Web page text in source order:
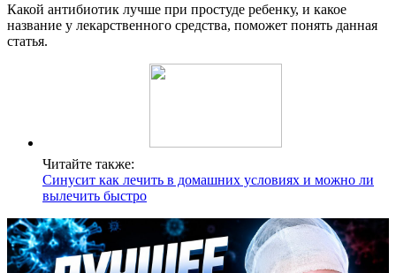
Какой антибиотик лучше при простуде ребенку, и какое
название у лекарственного средства, поможет понять данная
статья.
Читайте также:
Синусит как лечить в домашних условиях и можно ли
вылечить быстро